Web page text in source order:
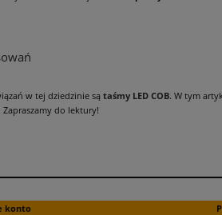
w tej dziedzinie są taśmy LED COB. W tym
do lektury!
konto